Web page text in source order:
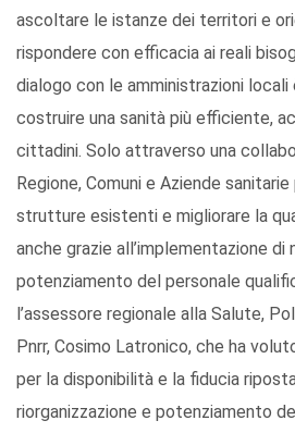
ascoltare le istanze dei territori e
rispondere con efficacia ai reali
dialogo con le amministrazioni
costruire una sanità più efficiente,
cittadini. Solo attraverso una
Regione, Comuni e Aziende
strutture esistenti e migliorare la
anche grazie all’implementazione di
potenziamento del personale
l’assessore regionale alla Salute,
Pnrr, Cosimo Latronico, che ha
per la disponibilità e la fiducia
riorganizzazione e potenziamento